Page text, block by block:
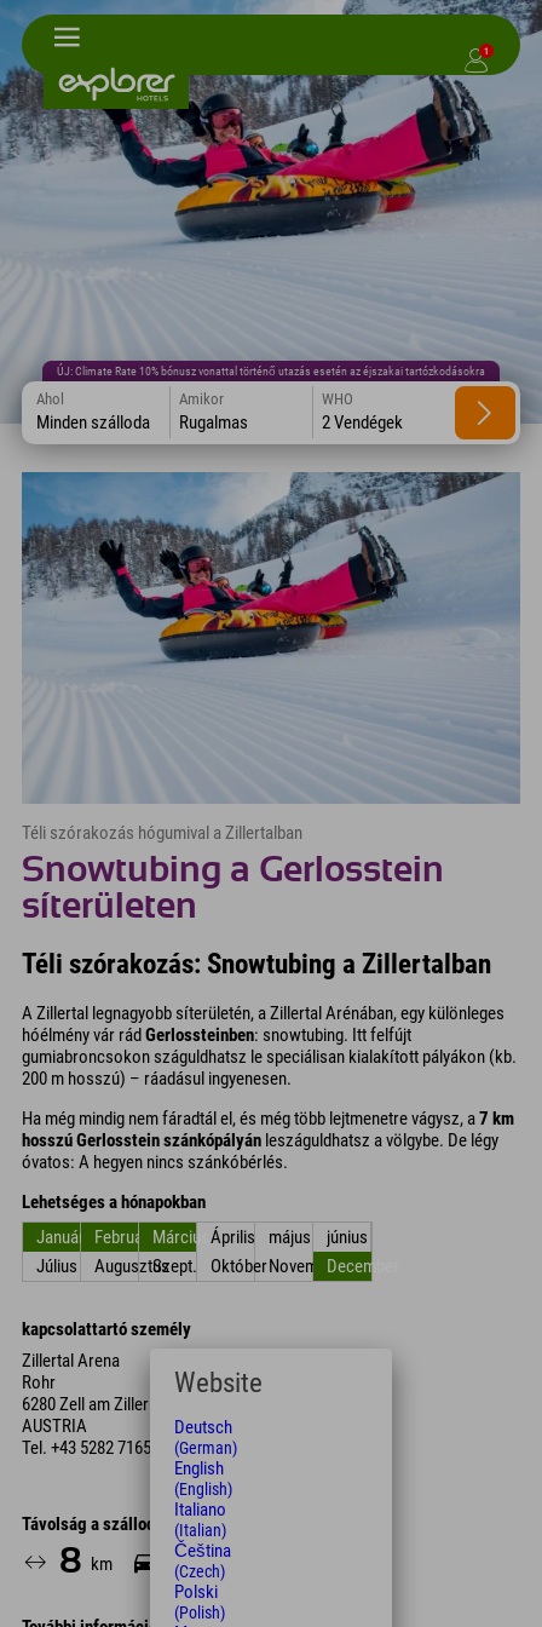
1
ÚJ: Climate Rate 10% bónusz vonattal történő utazás esetén az éjszakai tartózkodásokra
Ahol
Minden szálloda
Amikor
Rugalmas
WHO
2 Vendégek
Téli szórakozás hógumival a Zillertalban
Snowtubing a Gerlosstein
síterületen
Téli szórakozás: Snowtubing a Zillertalban
A Zillertal legnagyobb síterületén, a Zillertal Arénában, egy különleges
hóélmény vár rádGerlossteinben: snowtubing. Itt felfújt
gumiabroncsokon száguldhatsz le speciálisan kialakított pályákon (kb.
200 m hosszú) – ráadásul ingyenesen.
Ha még mindig nem fáradtál el, és még több lejtmenetre vágysz, a7 km
hosszú Gerlosstein szánkópályán leszáguldhatsz a völgybe. De légy
óvatos: A hegyen nincs szánkóbérlés.
Lehetséges a hónapokban
Január
Február Március Április május
június
Július
AugusztusSzept. OktóberNovemberDecember
kapcsolattartó személy
Zillertal Arena
Rohr
6280 Zell am Ziller
AUSTRIA
Tel. +43 5282 7165
Távolság a szállodától
8 km 8 Min.
Website
Deutsch
(German)
English
(English)
Italiano
(Italian)
Čeština
(Czech)
Polski
(Polish)